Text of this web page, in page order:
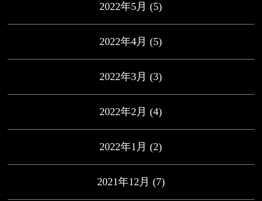
2022年5月 (5)
2022年4月 (5)
2022年3月 (3)
2022年2月 (4)
2022年1月 (2)
2021年12月 (7)